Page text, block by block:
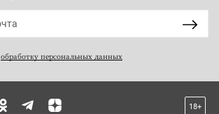
обработку персональных данных
18+